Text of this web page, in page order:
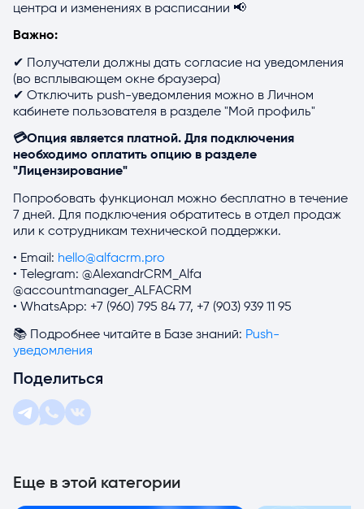
центра и изменениях в расписании 📢
Важно:
✔ Получатели должны дать согласие на уведомления
(во всплывающем окне браузера)
✔ Отключить push-уведомления можно в Личном
кабинете пользователя в разделе "Мой профиль"
💳Опция является платной. Для подключения
необходимо оплатить опцию в разделе
"Лицензирование"
Попробовать функционал можно бесплатно в течение
7 дней. Для подключения обратитесь в отдел продаж
или к сотрудникам технической поддержки.
• Email: hello@alfacrm.pro
• Telegram: @AlexandrCRM_Alfa
@accountmanager_ALFACRM
• WhatsApp: +7 (960) 795 84 77, +7 (903) 939 11 95
📚 Подробнее читайте в Базе знаний: Push-
уведомления
Поделиться
Еще в этой категории